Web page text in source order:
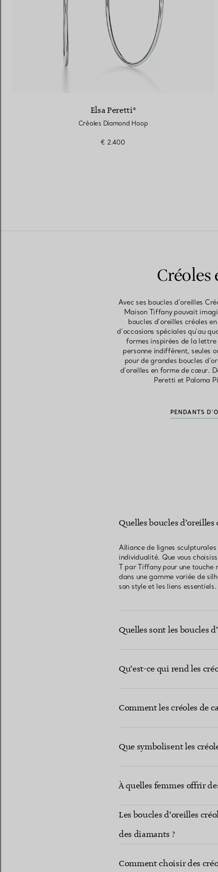
Elsa Peretti®
Créoles Diamond Hoop
€ 2.400
Créoles
Avec ses boucles d’oreilles
Maison Tiffany pouvait
boucles d’oreilles créoles
d’occasions spéciales qu’au
formes inspirées de la lettre
personne indifférent, seules
pour de grandes boucles
d’oreilles en forme de cœur.
Peretti et Paloma
PENDANTS
Quelles boucles
Alliance de lignes
individualité. Que vous
T par Tiffany pour une touche
dans une gamme variée de
son style et les liens essentiels.
Quelles sont les boucles
Qu’est-ce qui rend les
Comment les créoles de
Que symbolisent les
À quelles femmes offrir
Les boucles d’oreilles
des diamants ?
Comment choisir des